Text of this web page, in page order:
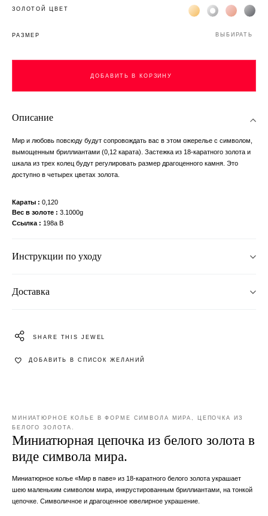
ЗОЛОТОЙ ЦВЕТ Жёлтое золото 18К
Белое золото
Розовое
РАЗМЕР ВЫБИРАТЬ
ДОБАВИТЬ В КОРЗИНУ
ДОБАВИТЬ В КОРЗИНУ
Описание
Мир и любовь повсюду будут сопровождать вас в этом ожерелье с символом,
вымощенным бриллиантами (0,12 карата). Застежка из 18-каратного золота и
шкала из трех колец будут регулировать размер драгоценного камня. Это
доступно в четырех цветах золота.
Караты
0,120
Вес в золоте
3.1000g
Ссылка
198a B
Инструкции по уходу
Доставка
SHARE THIS JEWEL
ДОБАВИТЬ В СПИСОК ЖЕЛАНИЙ
МИНИАТЮРНОЕ КОЛЬЕ В ФОРМЕ СИМВОЛА МИРА, ЦЕПОЧКА ИЗ
БЕЛОГО ЗОЛОТА.
Миниатюрная цепочка из белого золота в
виде символа мира.
Миниатюрное колье «Мир в паве» из 18-каратного белого золота украшает
шею маленьким символом мира, инкрустированным бриллиантами, на тонкой
цепочке. Символичное и драгоценное ювелирное украшение.